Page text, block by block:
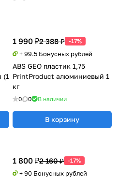
(1
1 990 ₽2 388 ₽ -17%
+ 99.5 Бонусных рублей
ABS GEO пластик 1,75
PrintProduct алюминиевый 1
кг
0 0 В наличии
В корзину
1 800 ₽2 160 ₽ -17%
+ 90 Бонусных рублей